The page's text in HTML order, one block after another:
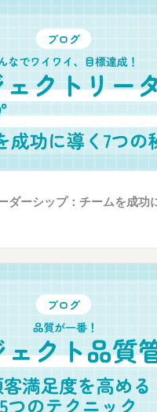
ダーシップ：チームを成功